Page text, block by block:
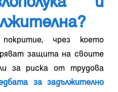
чрез което
защита на своите
за риска от трудова
за задължително